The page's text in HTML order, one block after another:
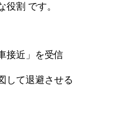
役割 です。
接近」を受信
して退避させる